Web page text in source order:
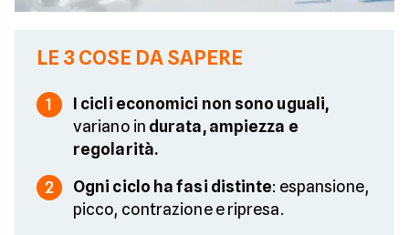
LE 3 COSE DA SAPERE
1
I cicli economici non sono uguali,
variano in durata, ampiezza e
regolarità.
2 Ogni ciclo ha fasi distinte: espansione,
picco, contrazione e ripresa.